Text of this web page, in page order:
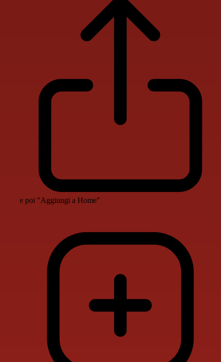
e poi "Aggiungi a Home"